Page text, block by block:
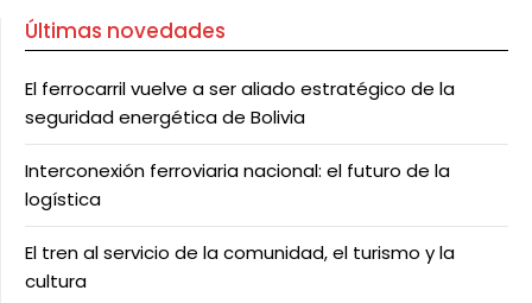
Últimas novedades
El ferrocarril vuelve a ser aliado estratégico de la
seguridad energética de Bolivia
Interconexión ferroviaria nacional: el futuro de la
logística
El tren al servicio de la comunidad, el turismo y la
cultura